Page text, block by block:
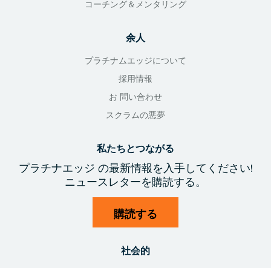
コーチング＆メンタリング
余人
プラチナムエッジについて
採用情報
お 問い合わせ
スクラムの悪夢
私たちとつながる
プラチナエッジ の最新情報を入手してください!
ニュースレターを購読する。
購読する
社会的